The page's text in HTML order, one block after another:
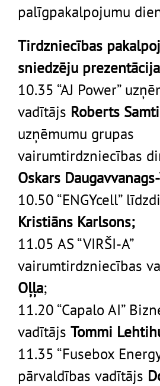
palīgpakalpojumu
Tirdzniecības
sniedzēju
10.35 “AJ Power”
vadītājs Roberts
uzņēmumu grupas
vairumtirdzniecības
Oskars
10.50 “ENGYcell”
Kristiāns Karlsons;
11.05 AS “VIRŠI-A”
vairumtirdzniecības
Oļļa;
11.20 “Capalo AI”
vadītājs Tommi
11.35 “Fusebox
pārvaldības vadītājs